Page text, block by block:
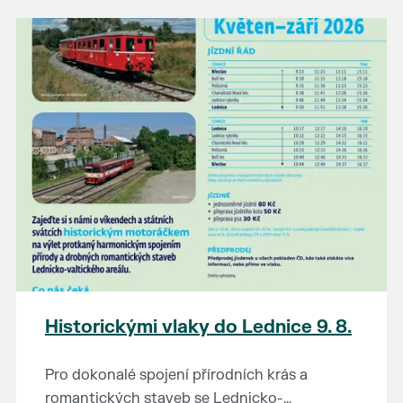
Prodejce prosíme tradičně o příchod 30
minut před začátkem, aby si vše na
prodejních místech stihli přichystat. Pokud
plánujete přijít a chcete rezervovat prodejní
místo, potvrďte prosím účast přes email
petr.vlasak@breclav.eu nebo zde v události,
ať víme, s kolika lidmi máme počítat. Počet
prodejních míst je omezen.
Těšíme se jako vždy!
Historickými vlaky do Lednice 9. 8.
Pro dokonalé spojení přírodních krás a
romantických staveb se Lednicko-